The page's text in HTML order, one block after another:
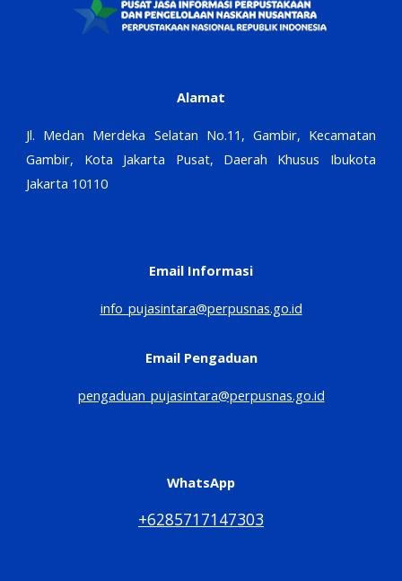
Alamat
Jl. Medan Merdeka Selatan No.11, Gambir, Kecamatan
Gambir, Kota Jakarta Pusat, Daerah Khusus Ibukota
Jakarta 10110
Email Informasi
info_pujasintara@perpusnas.go.id
Email Pengaduan
pengaduan_pujasintara@perpusnas.go.id
WhatsApp
+6285717147303